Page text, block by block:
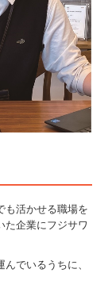
も活かせる職場を
た企業にフジサワ
でいるうちに、